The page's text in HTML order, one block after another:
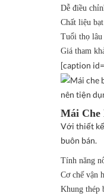
Dễ điều
Chất liệu
Tuổi thọ
Giá tham
[caption
nên tiện
Mái Che
Với thiết kế
buôn bán.
Tính năng
Cơ chế vận
Khung thép